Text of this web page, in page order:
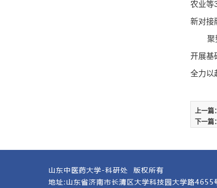
农业等
新对接
聚
开展基
全力以
上一篇：
下一篇：